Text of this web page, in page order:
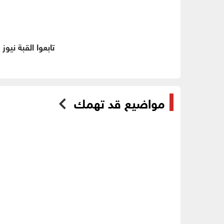
تابعوا القبة
مواضيع قد تهمك